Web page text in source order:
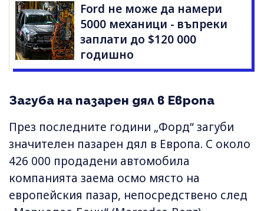
Ford не може да намери
5000 механици - въпреки
заплати до $120 000
годишно
Загуба на пазарен дял в Европа
През последните години „Форд“ загуби
значителен пазарен дял в Европа. С около
426 000 продадени автомобила
компанията заема осмо място на
европейския пазар, непосредствено след